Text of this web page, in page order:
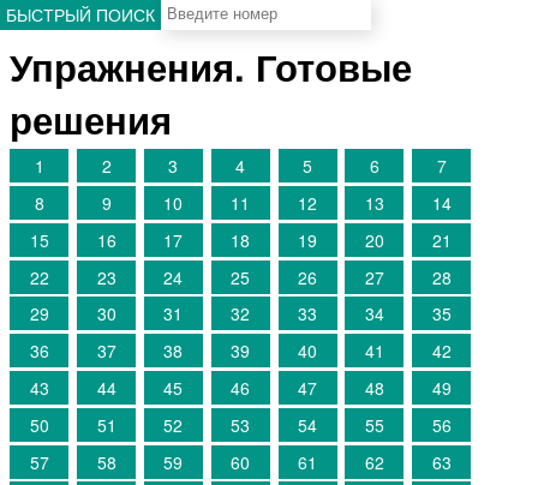
БЫСТРЫЙ ПОИСК
Упражнения. Готовые
решения
1 2 3 4 5 6
7
8
9 10 11 12 13
14
15
16 17 18 19 20
21
22
23 24 25 26 27
28
29
30 31 32 33 34
35
36
37 38 39 40 41
42
43
44 45 46 47 48
49
50
51 52 53 54 55
56
57
58 59 60 61 62
63